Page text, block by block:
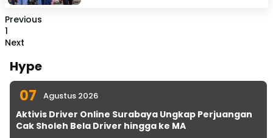
Previous
1
Next
Hype
07 Agustus 2026
Aktivis Driver Online Surabaya Ungkap Perjuangan
Cak Sholeh Bela Driver hingga ke MA